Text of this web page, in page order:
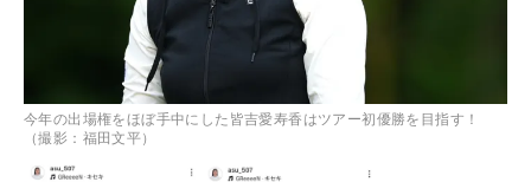
今年の出場権をほぼ手中にした皆吉愛寿香はツアー初優勝を目指す！
（撮影：福田文平）